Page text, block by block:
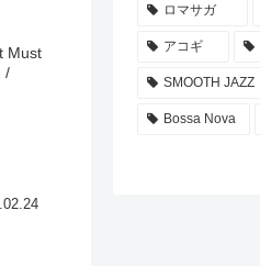
Must
/
ロマサガ
アコギ
SMOOTH JAZZ
Bossa Nova